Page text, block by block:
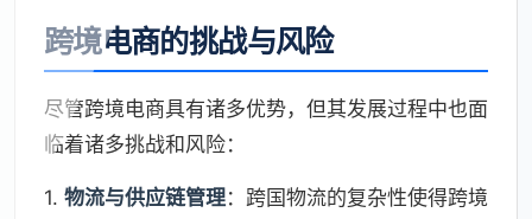
跨境电商的挑战与风险
尽管跨境电商具有诸多优势，但其发展过程中也面
临着诸多挑战和风险：
1. 物流与供应链管理：跨国物流的复杂性使得跨境